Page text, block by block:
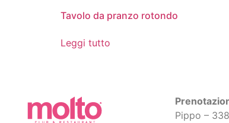
Tavolo da pranzo rotondo
Leggi tutto
Pippo –